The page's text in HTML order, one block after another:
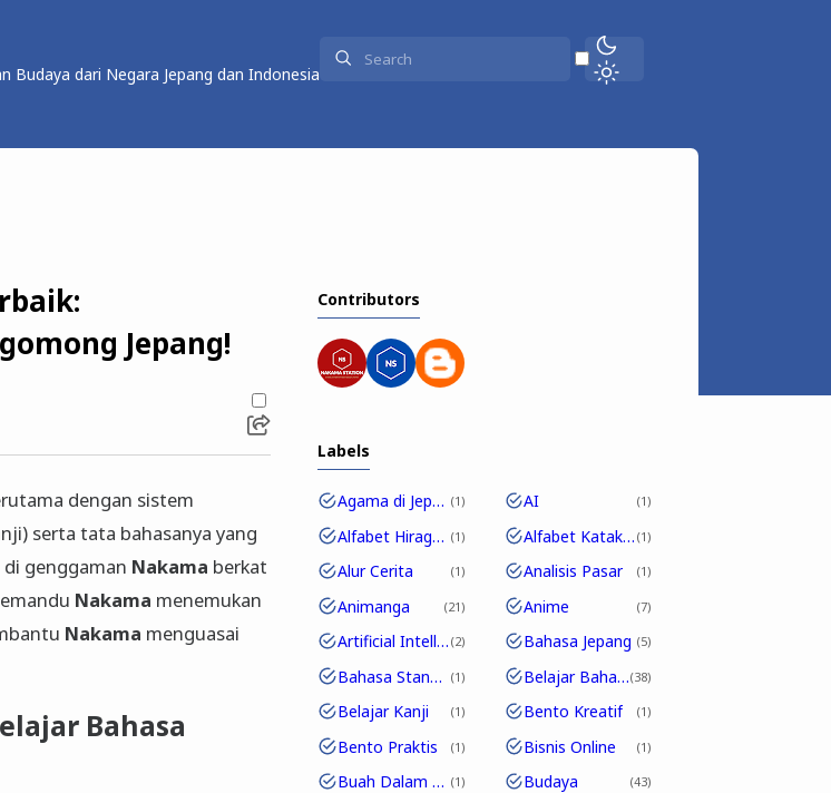
Budaya dari Negara Jepang dan Indonesia
Jepang!
dengan sistem
serta tata bahasanya yang
genggaman Nakama berkat
Nakama menemukan
Nakama menguasai
Bahasa
Contributors
Labels
Agama di Jepang 1 AI 1
Alfabet Hiragana 1 Alfabet Katakana 1
Alur Cerita 1 Analisis Pasar 1
Animanga 21 Anime 7
Artificial Intelligence 2 Bahasa Jepang 5
Bahasa Standar 1 Belajar Bahasa Jepang 38
Belajar Kanji 1 Bento Kreatif 1
Bento Praktis 1 Bisnis Online 1
Buah Dalam Bahasa Jepang 1 Budaya 43